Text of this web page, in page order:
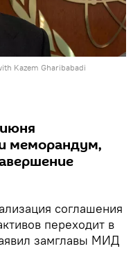
Kazem Gharibabadi
меморандум,
соглашения
переходит в
замглавы МИД